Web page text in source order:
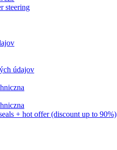
steering
údajov
+ hot offer (discount up to 90%)